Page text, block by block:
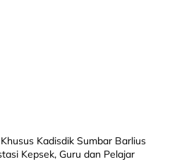
Kadisdik Sumbar Barlius
Kepsek, Guru dan Pelajar